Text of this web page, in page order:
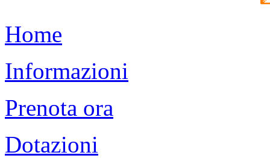
Home
Informazioni
Prenota ora
Dotazioni